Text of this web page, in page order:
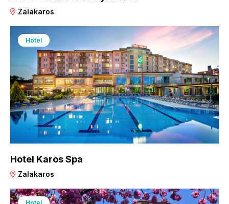
Zalakaros
Hotel
Hotel Karos Spa
Zalakaros